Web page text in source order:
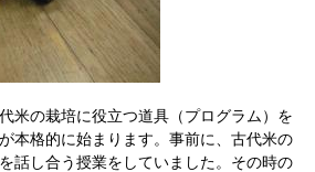
米の栽培に役立つ道具（プログラム）を
本格的に始まります。事前に、古代米の
話し合う授業をしていました。その時の